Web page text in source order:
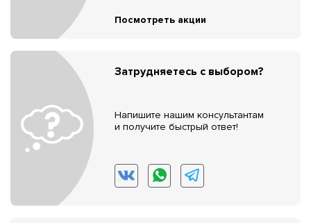
Посмотреть акции
Затрудняетесь с выбором?
Напишите нашим консультантам
и получите быстрый ответ!